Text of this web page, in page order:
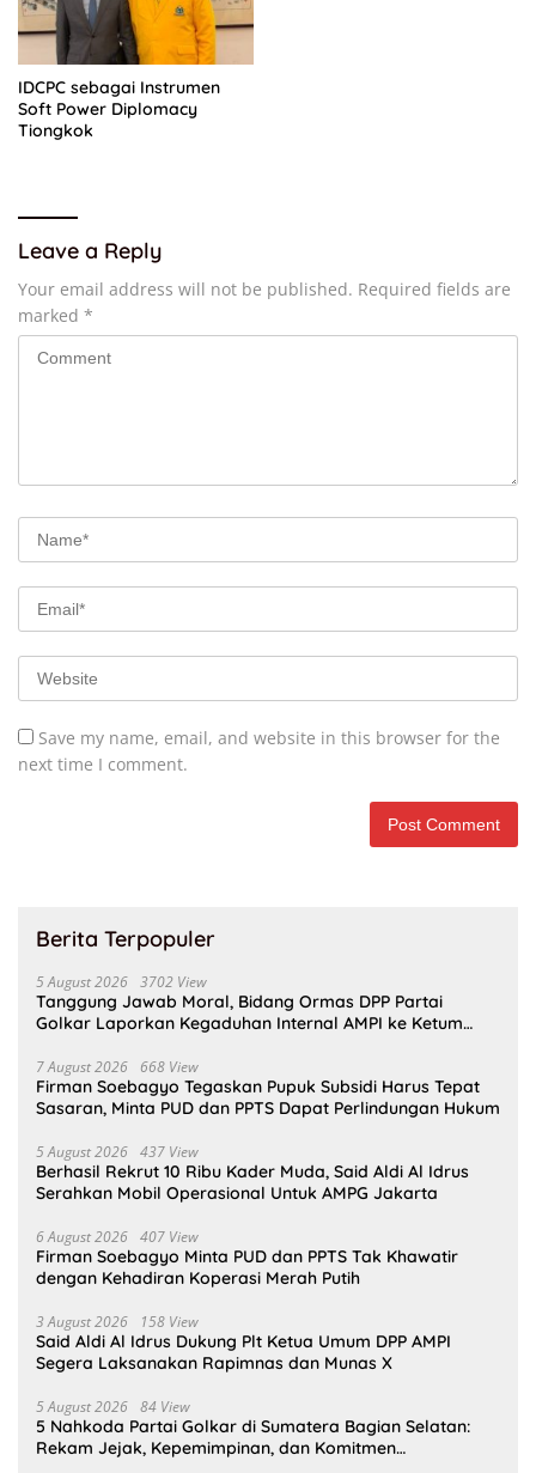
IDCPC sebagai Instrumen
Soft Power Diplomacy
Tiongkok
Leave a Reply
Your email address will not be published. Required fields are
marked *
Save my name, email, and website in this browser for the
next time I comment.
Berita Terpopuler
5 August 2026 3702 View
Tanggung Jawab Moral, Bidang Ormas DPP Partai
Golkar Laporkan Kegaduhan Internal AMPI ke Ketum
7 August 2026 668 View
Firman Soebagyo Tegaskan Pupuk Subsidi Harus Tepat
Sasaran, Minta PUD dan PPTS Dapat Perlindungan Hukum
5 August 2026 437 View
Berhasil Rekrut 10 Ribu Kader Muda, Said Aldi Al Idrus
Serahkan Mobil Operasional Untuk AMPG Jakarta
6 August 2026 407 View
Firman Soebagyo Minta PUD dan PPTS Tak Khawatir
dengan Kehadiran Koperasi Merah Putih
3 August 2026 158 View
Said Aldi Al Idrus Dukung Plt Ketua Umum DPP AMPI
Segera Laksanakan Rapimnas dan Munas X
5 August 2026 84 View
5 Nahkoda Partai Golkar di Sumatera Bagian Selatan:
Rekam Jejak, Kepemimpinan, dan Komitmen